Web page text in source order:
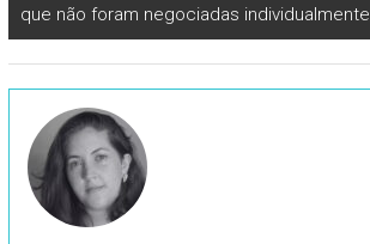
que não foram negociadas individualmente